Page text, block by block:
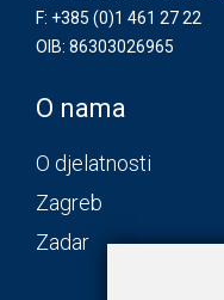
F: +385 (0)1 461 27 22
OIB: 86303026965
O nama
O djelatnosti
Zagreb
Zadar